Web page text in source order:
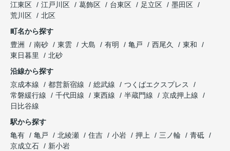
江東区
江戸川区 葛飾区 台東区 足立区
墨田区
荒川区
北区
町名から探す
豊洲
南砂 東雲 大島 有明 亀戸 西尾久
東和
東日暮里
北砂
沿線から探す
京成本線
都営新宿線 総武線
つくばエクスプレス
常磐緩行線
千代田線 東西線 半蔵門線
京成押上線
日比谷線
駅から探す
亀有
亀戸 北綾瀬 住吉 小岩 押上 三ノ輪
青砥
京成立石
新小岩